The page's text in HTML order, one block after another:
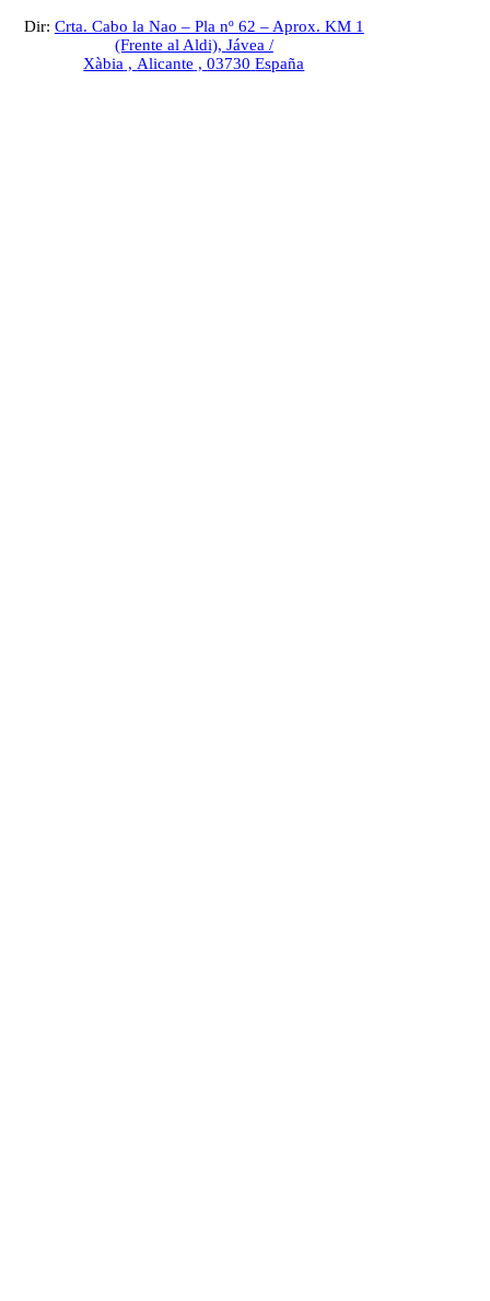
Dir: Crta. Cabo la Nao – Pla nº 62 – Aprox. KM 1
(Frente al Aldi), Jávea /
Xàbia ,Alicante ,03730 España